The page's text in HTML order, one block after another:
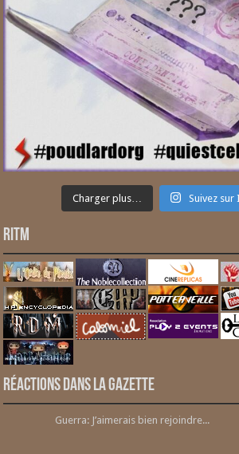
Charger plus… Suivez sur
RITM
Réactions dans la gazette
Guerra: J’aimerais bien rejoindre...